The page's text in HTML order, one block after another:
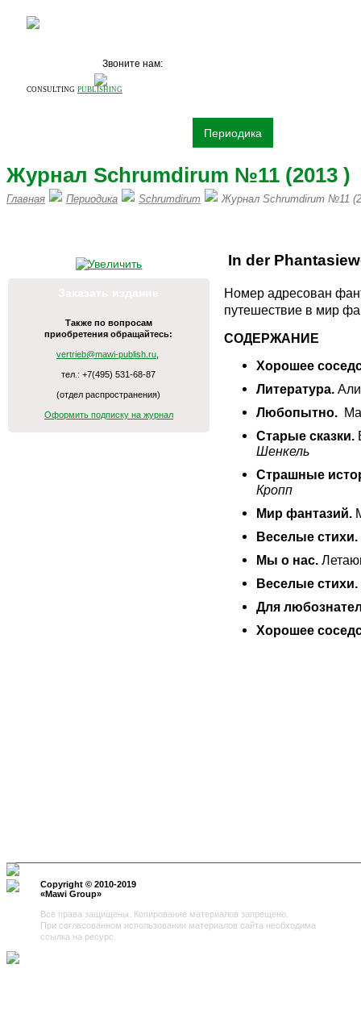
CONSULTING PUBLISHING
Звоните нам:
Периодика
Журнал Schrumdirum №11 (2013 )
Главная Периодика Schrumdirum Журнал Schrumdirum №11
Также по вопросам
приобретения обращайтесь:
vertrieb@mawi-publish.ru
тел.: +7(495) 531-68-87
(отдел распространения)
Оформить подписку на журнал
In der
Номер адресован
путешествие в мир
СОДЕРЖАНИЕ
Хорошее
Литература.
Любопытно.
Старые сказки.
Шенкель
Страшные
Кропп
Мир фантазий.
Веселые стихи.
Мы о нас.
Веселые стихи.
Для
Хорошее
Copyright © 2010-2019
«Mawi Group»
Все права защищены. Копирование материалов запрещено.
При согласованном использовании материалов сайта необходима
ссылка на ресурс.